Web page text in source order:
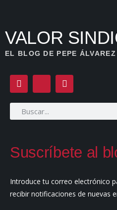
VALOR
EL BLOG DE PEPE ÁLVAREZ
Suscríbete al
Introduce tu correo electrónico
recibir notificaciones de nuevas